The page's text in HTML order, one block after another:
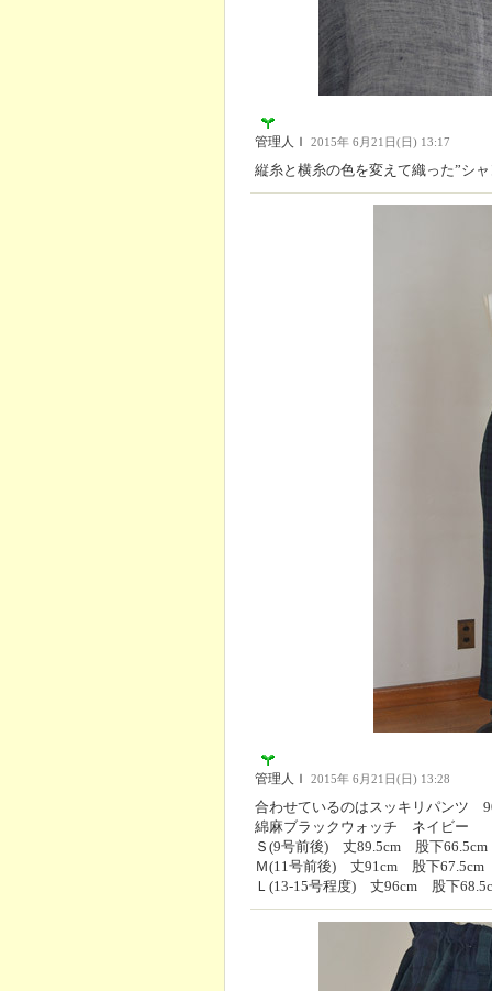
管理人Ｉ 2015年 6月21日(日) 13:17
縦糸と横糸の色を変えて織った”シ
管理人Ｉ 2015年 6月21日(日) 13:28
合わせているのはスッキリパンツ
綿麻ブラックウォッチ ネイビー
Ｓ(9号前後) 丈89.5cm 股下
Ｍ(11号前後) 丈91cm 股下
Ｌ(13-15号程度) 丈96cm 股下